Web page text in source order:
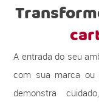
A entrada do seu
com sua marca ou
demonstra